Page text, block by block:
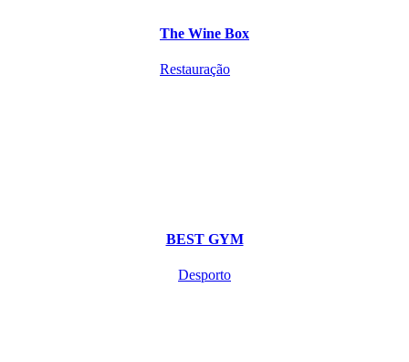
The Wine Box
Restauração
BEST GYM
Desporto